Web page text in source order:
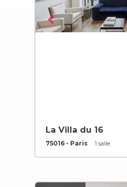
La Villa du 16
75016 - Paris 1 salle